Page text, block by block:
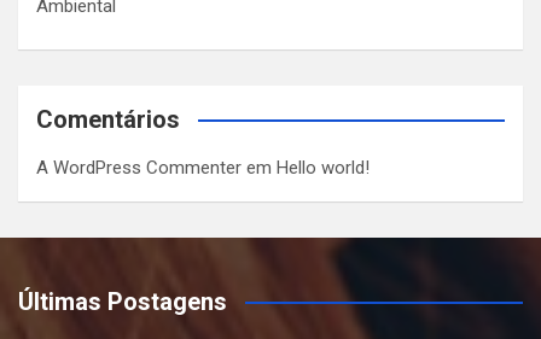
Ambiental
Comentários
A WordPress Commenter em Hello world!
Últimas Postagens